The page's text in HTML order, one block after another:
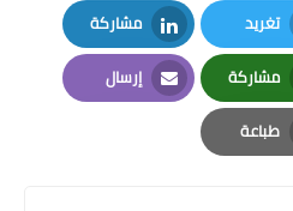
تغريد
Twitter
مشاركة
LinkedIn
مشاركة
Whatsapp
إرسال
Email
طباعة
Print